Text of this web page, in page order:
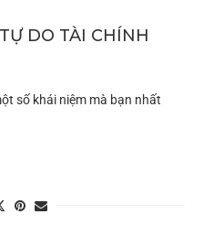
DO TÀI CHÍNH
số khái niệm mà bạn nhất